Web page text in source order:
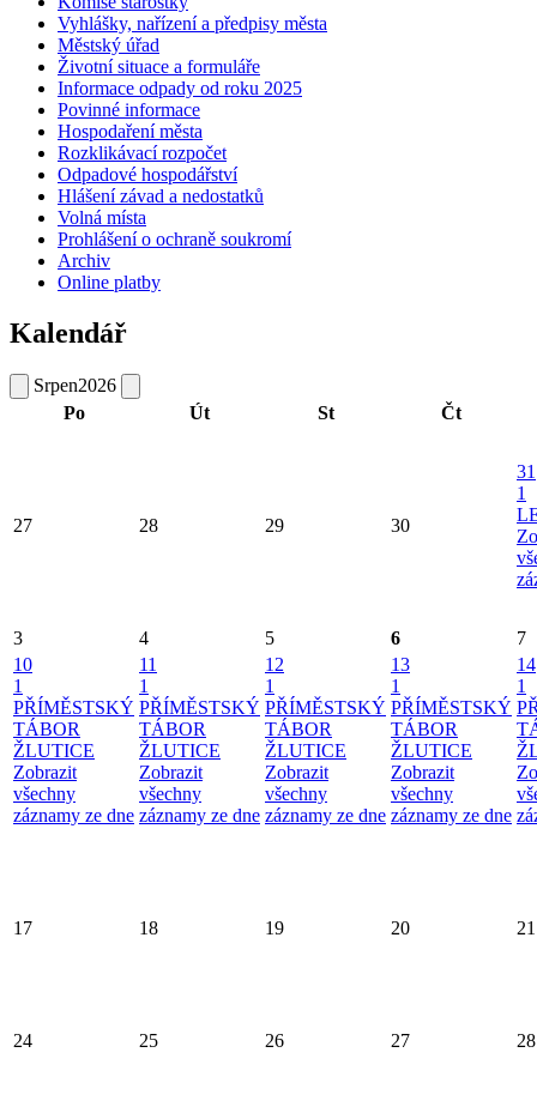
Vyhlášky, nařízení a předpisy města
Městský úřad
Životní situace a formuláře
Informace odpady od roku 2025
Povinné informace
Hospodaření města
Rozklikávací rozpočet
Odpadové hospodářství
Hlášení závad a nedostatků
Volná místa
Prohlášení o ochraně soukromí
Archiv
Online platby
Kalendář
Srpen2026
Po
Út St Čt
27 28 29 30
31
1
3 4 5 6
7
10
1
PŘÍMĚSTSKÝ
TÁBOR
ŽLUTICE
Zobrazit
všechny
záznamy ze dne
11
1
PŘÍMĚSTSKÝ
TÁBOR
ŽLUTICE
Zobrazit
všechny
záznamy ze dne
12
1
PŘÍMĚSTSKÝ
TÁBOR
ŽLUTICE
Zobrazit
všechny
záznamy ze dne
13
1
PŘÍMĚSTSKÝ
TÁBOR
ŽLUTICE
Zobrazit
všechny
záznamy ze dne
14
1
17 18 19 20 21
24 25 26 27 28